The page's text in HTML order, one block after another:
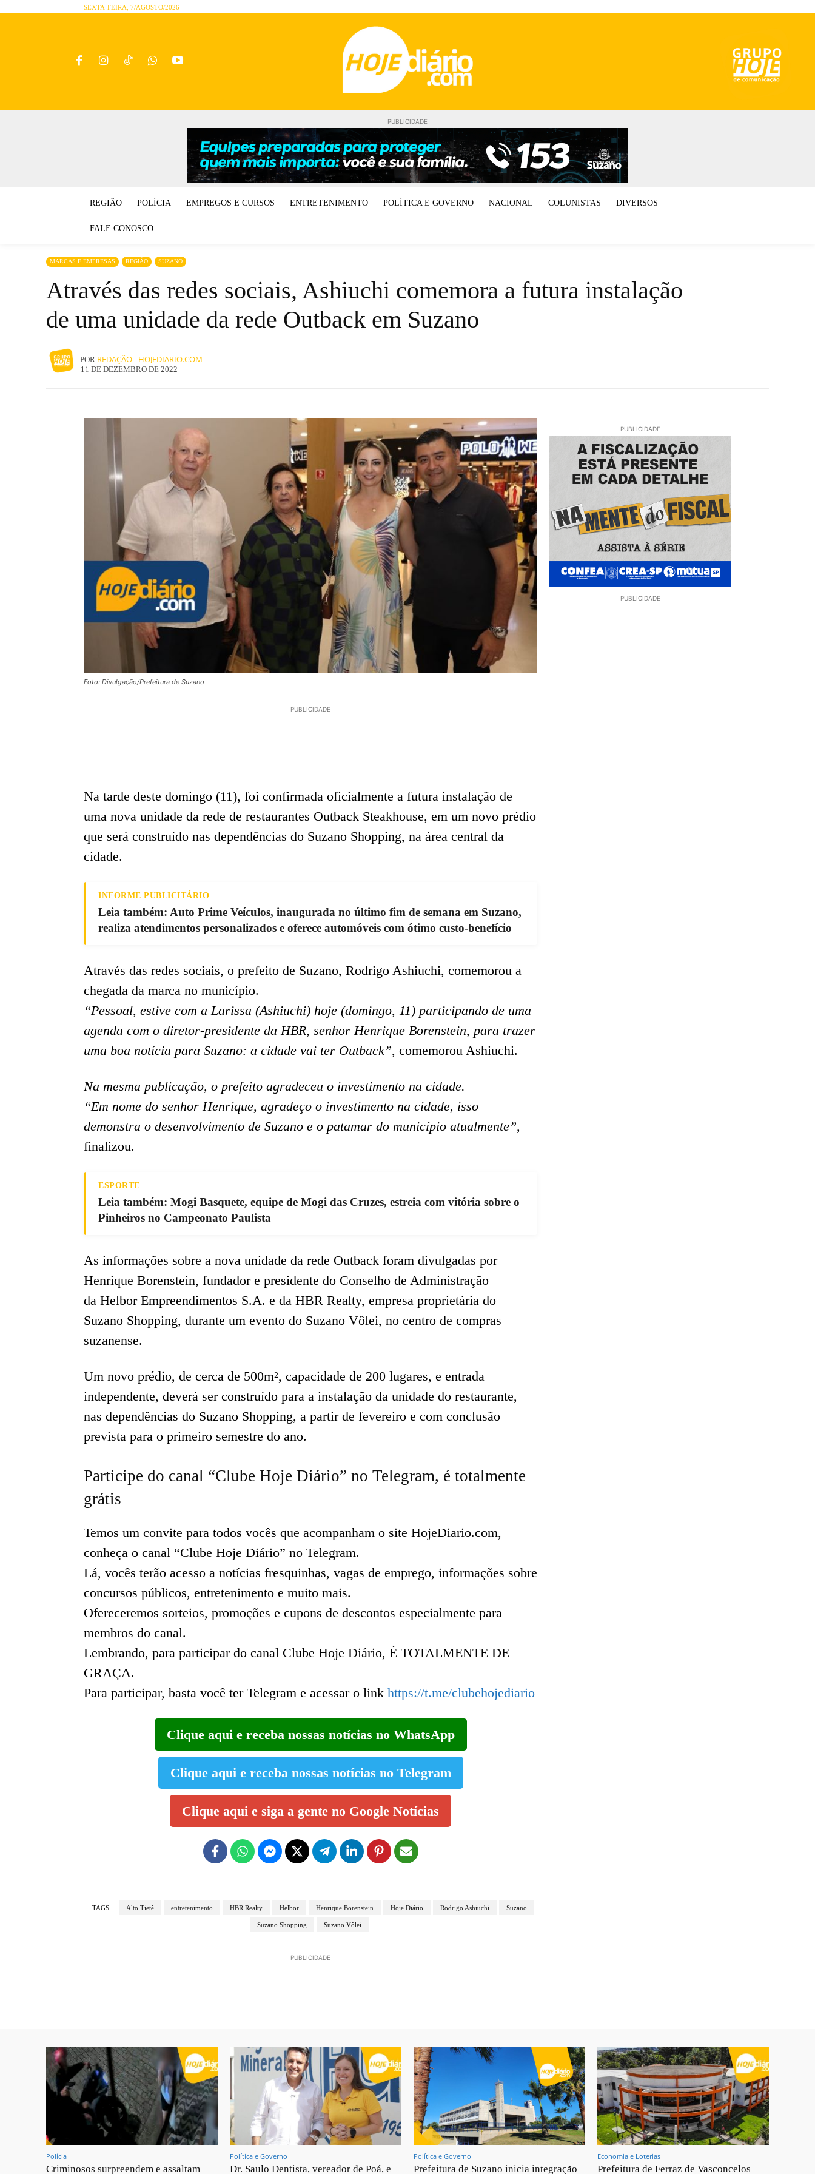
SEXTA-FEIRA, 7/AGOSTO/2026
PUBLICIDADE
REGIÃO POLÍCIA EMPREGOS E CURSOS ENTRETENIMENTO POLÍTICA E GOVERNO NACIONAL COLUNISTAS DIVERSOS
FALE CONOSCO
MARCAS E EMPRESAS REGIÃO SUZANO
Através das redes sociais, Ashiuchi comemora a futura instalação
de uma unidade da rede Outback em Suzano
POR REDAÇÃO - HOJEDIARIO.COM
11 DE DEZEMBRO DE 2022
Foto: Divulgação/Prefeitura de Suzano
PUBLICIDADE
Na tarde deste domingo (11), foi confirmada oficialmente a futura instalação de
uma nova unidade da rede de restaurantes Outback Steakhouse, em um novo prédio
que será construído nas dependências do Suzano Shopping, na área central da
cidade.
INFORME PUBLICITÁRIO
Leia também: Auto Prime Veículos, inaugurada no último fim de semana em Suzano,
realiza atendimentos personalizados e oferece automóveis com ótimo custo-benefício
Através das redes sociais, o prefeito de Suzano, Rodrigo Ashiuchi, comemorou a
chegada da marca no município.
“Pessoal, estive com a Larissa (Ashiuchi) hoje (domingo, 11) participando de uma
agenda com o diretor-presidente da HBR, senhor Henrique Borenstein, para trazer
uma boa notícia para Suzano: a cidade vai ter Outback”, comemorou Ashiuchi.
Na mesma publicação, o prefeito agradeceu o investimento na cidade.
“Em nome do senhor Henrique, agradeço o investimento na cidade, isso
demonstra o desenvolvimento de Suzano e o patamar do município atualmente”,
finalizou.
ESPORTE
Leia também: Mogi Basquete, equipe de Mogi das Cruzes, estreia com vitória sobre o
Pinheiros no Campeonato Paulista
As informações sobre a nova unidade da rede Outback foram divulgadas por
Henrique Borenstein, fundador e presidente do Conselho de Administração
da Helbor Empreendimentos S.A. e da HBR Realty, empresa proprietária do
Suzano Shopping, durante um evento do Suzano Vôlei, no centro de compras
suzanense.
Um novo prédio, de cerca de 500m², capacidade de 200 lugares, e entrada
independente, deverá ser construído para a instalação da unidade do restaurante,
nas dependências do Suzano Shopping, a partir de fevereiro e com conclusão
prevista para o primeiro semestre do ano.
Participe do canal “Clube Hoje Diário” no Telegram, é totalmente
grátis
Temos um convite para todos vocês que acompanham o site HojeDiario.com,
conheça o canal “Clube Hoje Diário” no Telegram.
Lá, vocês terão acesso a notícias fresquinhas, vagas de emprego, informações sobre
concursos públicos, entretenimento e muito mais.
Ofereceremos sorteios, promoções e cupons de descontos especialmente para
membros do canal.
Lembrando, para participar do canal Clube Hoje Diário, É TOTALMENTE DE
GRAÇA.
Para participar, basta você ter Telegram e acessar o link https://t.me/clubehojediario
Clique aqui e receba nossas notícias no WhatsApp
Clique aqui e receba nossas notícias no Telegram
Clique aqui e siga a gente no Google Notícias
TAGS Alto Tietê entretenimento HBR Realty Helbor Henrique Borenstein Hoje Diário Rodrigo Ashiuchi Suzano
Suzano Shopping Suzano Vôlei
PUBLICIDADE
PUBLICIDADE
PUBLICIDADE
Polícia
Criminosos surpreendem e assaltam
Política e Governo
Dr. Saulo Dentista, vereador de Poá, e
Política e Governo
Prefeitura de Suzano inicia integração
Economia e Loterias
Prefeitura de Ferraz de Vasconcelos